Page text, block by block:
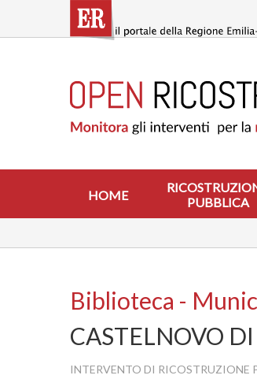
contenuto
RICOSTRUZIONE
PUBBLICA
ABITAZIONI
RICOSTRUZIONE
ATTIVITÀ
INTERVIENE
HOME
PUBBLICA
Biblioteca -
CASTELNOVO
INTERVENTO DI RICOSTRUZIONE